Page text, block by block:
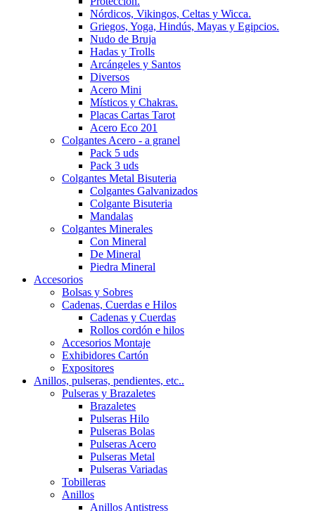
Nórdicos, Vikingos, Celtas y Wicca.
Griegos, Yoga, Hindús, Mayas y Egipcios.
Nudo de Bruja
Hadas y Trolls
Arcángeles y Santos
Diversos
Acero Mini
Místicos y Chakras.
Placas Cartas Tarot
Acero Eco 201
Colgantes Acero - a granel
Pack 5 uds
Pack 3 uds
Colgantes Metal Bisuteria
Colgantes Galvanizados
Colgante Bisuteria
Mandalas
Colgantes Minerales
Con Mineral
De Mineral
Piedra Mineral
Accesorios
Bolsas y Sobres
Cadenas, Cuerdas e Hilos
Cadenas y Cuerdas
Rollos cordón e hilos
Accesorios Montaje
Exhibidores Cartón
Expositores
Anillos, pulseras, pendientes, etc..
Pulseras y Brazaletes
Brazaletes
Pulseras Hilo
Pulseras Bolas
Pulseras Acero
Pulseras Metal
Pulseras Variadas
Tobilleras
Anillos
Anillos Antistress